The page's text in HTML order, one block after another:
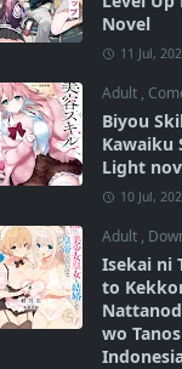
Novel
11 Jul,
Adult ,
Biyou
Kawaiku
Light
10 Jul,
Adult ,
Isekai ni
to
wo